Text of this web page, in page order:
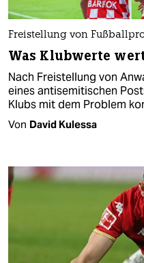
Freistellung von
Was Klubwerte
Nach Freistellung von
eines antisemitischen
Klubs mit dem Problem
Von David Kulessa